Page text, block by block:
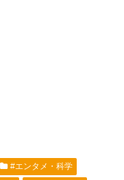
#エンタメ・科学